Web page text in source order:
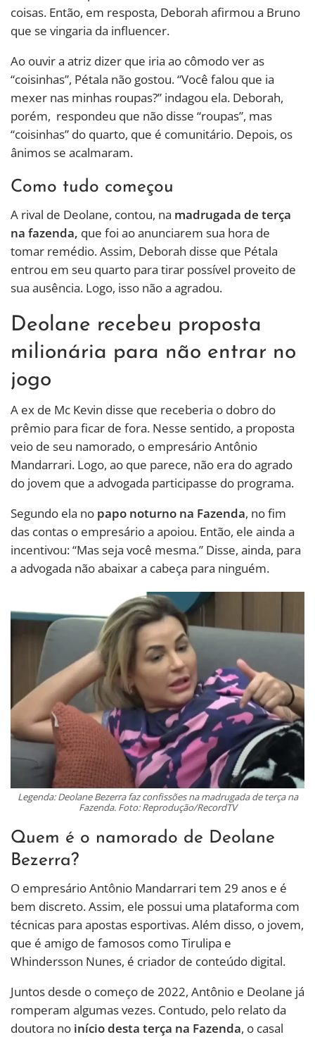
coisas. Então, em resposta, Deborah afirmou a Bruno
que se vingaria da influencer.
Ao ouvir a atriz dizer que iria ao cômodo ver as
“coisinhas”, Pétala não gostou. “Você falou que ia
mexer nas minhas roupas?” indagou ela. Deborah,
porém, respondeu que não disse “roupas”, mas
“coisinhas” do quarto, que é comunitário. Depois, os
ânimos se acalmaram.
Como tudo começou
A rival de Deolane, contou, na madrugada de terça
na fazenda, que foi ao anunciarem sua hora de
tomar remédio. Assim, Deborah disse que Pétala
entrou em seu quarto para tirar possível proveito de
sua ausência. Logo, isso não a agradou.
Deolane recebeu proposta
milionária para não entrar no
jogo
A ex de Mc Kevin disse que receberia o dobro do
prêmio para ficar de fora. Nesse sentido, a proposta
veio de seu namorado, o empresário Antônio
Mandarrari. Logo, ao que parece, não era do agrado
do jovem que a advogada participasse do programa.
Segundo ela no papo noturno na Fazenda, no fim
das contas o empresário a apoiou. Então, ele ainda a
incentivou: “Mas seja você mesma.” Disse, ainda, para
a advogada não abaixar a cabeça para ninguém.
Legenda: Deolane Bezerra faz confissões na madrugada de terça na
Fazenda. Foto: Reprodução/RecordTV
Quem é o namorado de Deolane
Bezerra?
O empresário Antônio Mandarrari tem 29 anos e é
bem discreto. Assim, ele possui uma plataforma com
técnicas para apostas esportivas. Além disso, o jovem,
que é amigo de famosos como Tirulipa e
Whindersson Nunes, é criador de conteúdo digital.
Juntos desde o começo de 2022, Antônio e Deolane já
romperam algumas vezes. Contudo, pelo relato da
doutora no início desta terça na Fazenda, o casal